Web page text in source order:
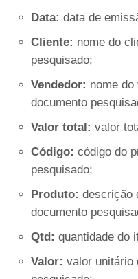
Data: data de
Cliente: nome do
pesquisado;
Vendedor: nome
documento
Valor total: valor
Código: código do
pesquisado;
Produto: descrição
documento
Qtd: quantidade do
Valor: valor unitário